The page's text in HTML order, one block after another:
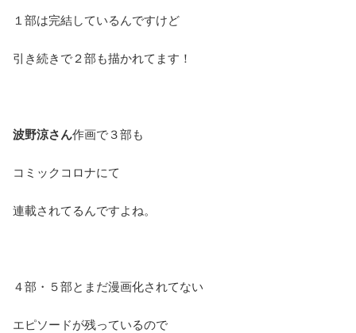
１部は完結しているんですけど
引き続きで２部も描かれてます！
波野涼さん作画で３部も
コミックコロナにて
連載されてるんですよね。
４部・５部とまだ漫画化されてない
エピソードが残っているので